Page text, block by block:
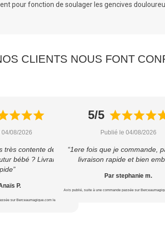
pour fonction de soulager les gencives
CLIENTS NOUS FONT
04/08/2026
très contente de cet
bébé ? Livraison
P.
sur Berceaumagique.com le 16/07/2026
5/5
Publié le 04/08/2026
“1ere fois que je commande,
livraison rapide et bien
Par stephanie m.
Avis publié, suite à une commande passée sur